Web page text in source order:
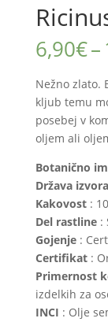
6,90€–
Nežno zlato.
kljub temu
posebej v
oljem ali
Botanično
Država izvora
Kakovost:
Del rastline:
Gojenje:
Certifikat:
Primernost
izdelkih za
INCI : Olje